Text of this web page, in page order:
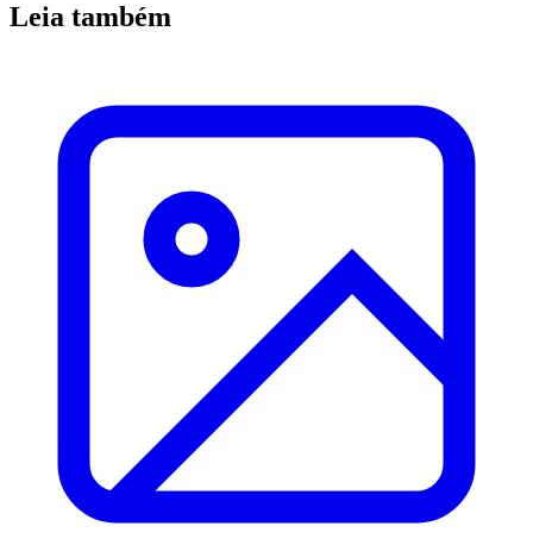
Leia também